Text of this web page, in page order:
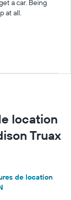
a car. Being
at all.
location
Truax
de location